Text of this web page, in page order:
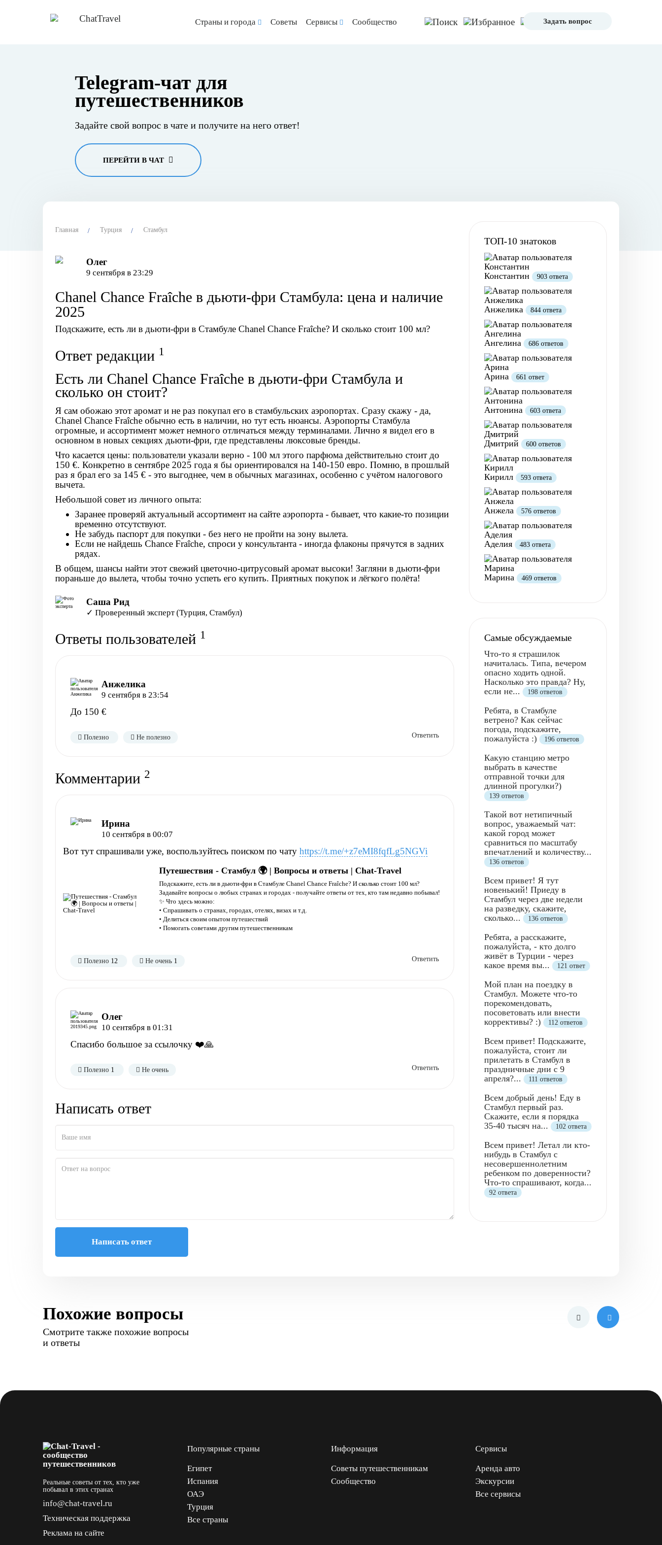
Страны и города Советы Сервисы Сообщество Задать вопрос
Telegram-чат для
путешественников
Задайте свой вопрос в чате и получите на него ответ!
ПЕРЕЙТИ В ЧАТ
Главная Турция Стамбул
Олег
9 сентября в 23:29
Chanel Chance Fraîche в дьюти-фри Стамбула: цена и наличие
2025
Подскажите, есть ли в дьюти-фри в Стамбуле Chanel Chance Fraîche? И сколько стоит 100 мл?
Ответ редакции 1
Есть ли Chanel Chance Fraîche в дьюти-фри Стамбула и
сколько он стоит?
Я сам обожаю этот аромат и не раз покупал его в стамбульских аэропортах. Сразу скажу - да,
Chanel Chance Fraîche обычно есть в наличии, но тут есть нюансы. Аэропорты Стамбула
огромные, и ассортимент может немного отличаться между терминалами. Лично я видел его в
основном в новых секциях дьюти-фри, где представлены люксовые бренды.
Что касается цены: пользователи указали верно - 100 мл этого парфюма действительно стоит до
150 €. Конкретно в сентябре 2025 года я бы ориентировался на 140-150 евро. Помню, в прошлый
раз я брал его за 145 € - это выгоднее, чем в обычных магазинах, особенно с учётом налогового
вычета.
Небольшой совет из личного опыта:
Заранее проверяй актуальный ассортимент на сайте аэропорта - бывает, что какие-то позиции
временно отсутствуют.
Не забудь паспорт для покупки - без него не пройти на зону вылета.
Если не найдешь Chance Fraîche, спроси у консультанта - иногда флаконы прячутся в задних
рядах.
В общем, шансы найти этот свежий цветочно-цитрусовый аромат высоки! Загляни в дьюти-фри
пораньше до вылета, чтобы точно успеть его купить. Приятных покупок и лёгкого полёта!
Саша Рид
✓ Проверенный эксперт (Турция, Стамбул)
Ответы пользователей 1
Анжелика
9 сентября в 23:54
До 150 €
Полезно Не полезно Ответить
Комментарии 2
Ирина
10 сентября в 00:07
Вот тут спрашивали уже, воспользуйтесь поиском по чату https://t.me/+z7eMI8fqfLg5NGVi
Путешествия - Стамбул 🌍 | Вопросы и ответы | Chat-Travel
Подскажите, есть ли в дьюти-фри в Стамбуле Chanel Chance Fraîche? И сколько стоит 100 мл?
Задавайте вопросы о любых странах и городах - получайте ответы от тех, кто там недавно побывал!
✨ Что здесь можно:
• Спрашивать о странах, городах, отелях, визах и т.д.
• Делиться своим опытом путешествий
• Помогать советами другим путешественникам
Полезно 12 Не очень 1 Ответить
Олег
10 сентября в 01:31
Спасибо большое за ссылочку ❤️🙏
Полезно 1 Не очень Ответить
Написать ответ
Написать ответ
ТОП-10 знатоков
Константин 903 ответа
Анжелика 844 ответа
Ангелина 686 ответов
Арина 661 ответ
Антонина 603 ответа
Дмитрий 600 ответов
Кирилл 593 ответа
Анжела 576 ответов
Аделия 483 ответа
Марина 469 ответов
Самые обсуждаемые
Что-то я страшилок
начиталась. Типа, вечером
опасно ходить одной.
Насколько это правда? Ну,
если не...
198 ответов
Ребята, в Стамбуле
ветрено? Как сейчас
погода, подскажите,
пожалуйста :)
196 ответов
Какую станцию метро
выбрать в качестве
отправной точки для
длинной прогулки?)
139 ответов
Такой вот нетипичный
вопрос, уважаемый чат:
какой город может
сравниться по масштабу
впечатлений и количеству...
136 ответов
Всем привет! Я тут
новенький! Приеду в
Стамбул через две недели
на разведку, скажите,
сколько...
136 ответов
Ребята, а расскажите,
пожалуйста, - кто долго
живёт в Турции - через
какое время вы...
121 ответ
Мой план на поездку в
Стамбул. Можете что-то
порекомендовать,
посоветовать или внести
коррективы? :)
112 ответов
Всем привет! Подскажите,
пожалуйста, стоит ли
прилетать в Стамбул в
праздничные дни с 9
апреля?...
111 ответов
Всем добрый день! Еду в
Стамбул первый раз.
Скажите, если я порядка
35-40 тысяч на...
102 ответа
Всем привет! Летал ли кто-
нибудь в Стамбул с
несовершеннолетним
ребенком по доверенности?
Что-то спрашивают, когда...
92 ответа
Похожие вопросы
Смотрите также похожие вопросы
и ответы
Реальные советы от тех, кто уже
побывал в этих странах
info@chat-travel.ru
Техническая поддержка
Реклама на сайте
Популярные страны
Египет
Испания
ОАЭ
Турция
Все страны
Информация
Советы путешественникам
Сообщество
Сервисы
Аренда авто
Экскурсии
Все сервисы